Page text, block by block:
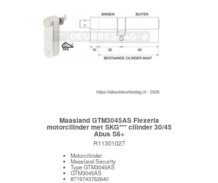
Maasland GTM3045AS Flexeria
motorcilinder met SKG*** cilinder 30/45
Abus S6+
R11301027
Motorcilinder
Maasland Security
Type GTM3045AS
GTM3045AS
8719743762640